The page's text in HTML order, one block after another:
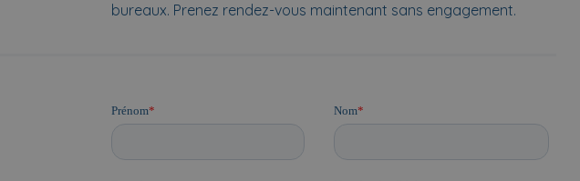
bureaux. Prenez rendez-vous maintenant sans engagement.